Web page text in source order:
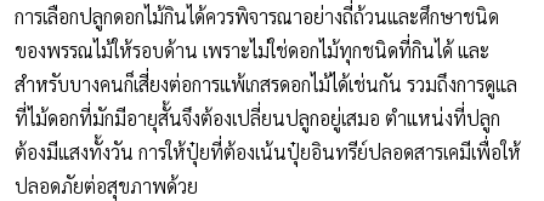
การเลือกปลูกดอกไม้กินได้ควรพิจารณาอย่างถี่ถ้วนและศึกษาชนิด
ของพรรณไม้ให้รอบด้าน เพราะไม่ใช่ดอกไม้ทุกชนิดที่กินได้ และ
สำหรับบางคนก็เสี่ยงต่อการแพ้เกสรดอกไม้ได้เช่นกัน รวมถึงการดูแล
ที่ไม้ดอกที่มักมีอายุสั้นจึงต้องเปลี่ยนปลูกอยู่เสมอ ตำแหน่งที่ปลูก
ต้องมีแสงทั้งวัน การให้ปุ๋ยที่ต้องเน้นปุ๋ยอินทรีย์ปลอดสารเคมีเพื่อให้
ปลอดภัยต่อสุขภาพด้วย